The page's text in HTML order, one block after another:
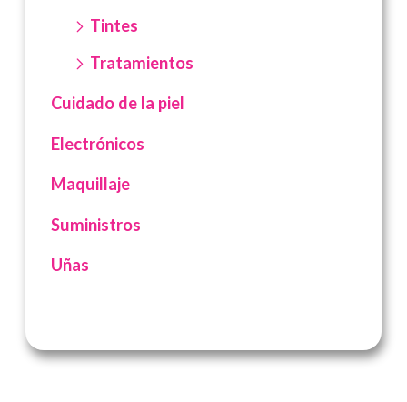
Tintes
Tratamientos
Cuidado de la piel
Electrónicos
Maquillaje
Suministros
Uñas